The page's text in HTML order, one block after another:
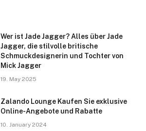
Wer ist Jade Jagger? Alles über Jade
Jagger, die stilvolle britische
Schmuckdesignerin und Tochter von
Mick Jagger
19. May 2025
Zalando Lounge Kaufen Sie exklusive
Online-Angebote und Rabatte
10. January 2024